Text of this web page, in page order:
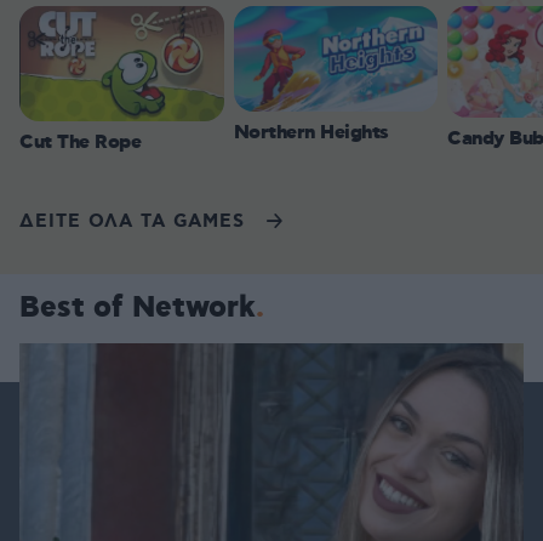
Cut The Rope Northern Heights Candy
ΔΕΙΤΕ ΟΛΑ ΤΑ GAMES
Best of Network